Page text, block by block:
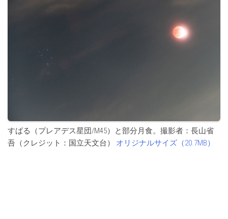
すばる（プレアデス星団/M45）と部分月食。撮影者：長山省
吾（クレジット：国立天文台） オリジナルサイズ（20.7MB）